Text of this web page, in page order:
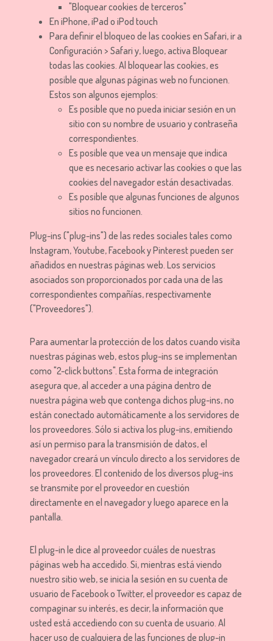
"Bloquear cookies de terceros"
En iPhone, iPad o iPod touch
Para definir el bloqueo de las cookies en Safari, ir a
Configuración > Safari y, luego, activa Bloquear
todas las cookies. Al bloquear las cookies, es
posible que algunas páginas web no funcionen.
Estos son algunos ejemplos:
Es posible que no pueda iniciar sesión en un
sitio con su nombre de usuario y contraseña
correspondientes.
Es posible que vea un mensaje que indica
que es necesario activar las cookies o que las
cookies del navegador están desactivadas.
Es posible que algunas funciones de algunos
sitios no funcionen.
Plug-ins ("plug-ins") de las redes sociales tales como
Instagram, Youtube, Facebook y Pinterest pueden ser
añadidos en nuestras páginas web. Los servicios
asociados son proporcionados por cada una de las
correspondientes compañías, respectivamente
("Proveedores").
Para aumentar la protección de los datos cuando visita
nuestras páginas web, estos plug-ins se implementan
como "2-click buttons". Esta forma de integración
asegura que, al acceder a una página dentro de
nuestra página web que contenga dichos plug-ins, no
están conectado automáticamente a los servidores de
los proveedores. Sólo si activa los plug-ins, emitiendo
así un permiso para la transmisión de datos, el
navegador creará un vínculo directo a los servidores de
los proveedores. El contenido de los diversos plug-ins
se transmite por el proveedor en cuestión
directamente en el navegador y luego aparece en la
pantalla.
El plug-in le dice al proveedor cuáles de nuestras
páginas web ha accedido. Si, mientras está viendo
nuestro sitio web, se inicia la sesión en su cuenta de
usuario de Facebook o Twitter, el proveedor es capaz de
compaginar su interés, es decir, la información que
usted está accediendo con su cuenta de usuario. Al
hacer uso de cualquiera de las funciones de plug-in